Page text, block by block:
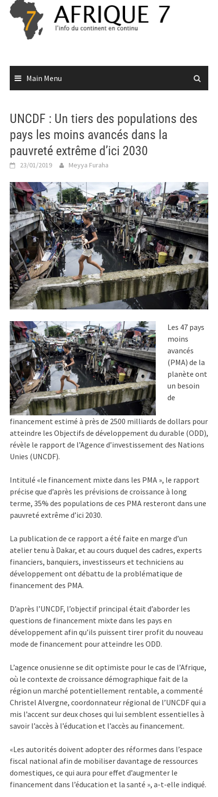
Skip
content
Main Menu
UNCDF : Un tiers des populations des
pays les moins avancés dans la
pauvreté extrême d’ici 2030
23/01/2019 Meyya Furaha
Les 47 pays
moins
avancés
(PMA) de la
planète ont
un besoin
de
financement estimé à près de 2500 milliards de dollars pour
atteindre les Objectifs de développement du durable (ODD),
révèle le rapport de l’Agence d’investissement des Nations
Unies (UNCDF).
Intitulé «le financement mixte dans les PMA », le rapport
précise que d’après les prévisions de croissance à long
terme, 35% des populations de ces PMA resteront dans une
pauvreté extrême d’ici 2030.
La publication de ce rapport a été faite en marge d’un
atelier tenu à Dakar, et au cours duquel des cadres, experts
financiers, banquiers, investisseurs et techniciens au
développement ont débattu de la problématique de
financement des PMA.
D’après l’UNCDF, l’objectif principal était d’aborder les
questions de financement mixte dans les pays en
développement afin qu’ils puissent tirer profit du nouveau
mode de financement pour atteindre les ODD.
L’agence onusienne se dit optimiste pour le cas de l’Afrique,
où le contexte de croissance démographique fait de la
région un marché potentiellement rentable, a commenté
Christel Alvergne, coordonnateur régional de l’UNCDF qui a
mis l’accent sur deux choses qui lui semblent essentielles à
savoir l’accès à l’éducation et l’accès au financement.
«Les autorités doivent adopter des réformes dans l’espace
fiscal national afin de mobiliser davantage de ressources
domestiques, ce qui aura pour effet d’augmenter le
financement dans l’éducation et la santé », a-t-elle indiqué.